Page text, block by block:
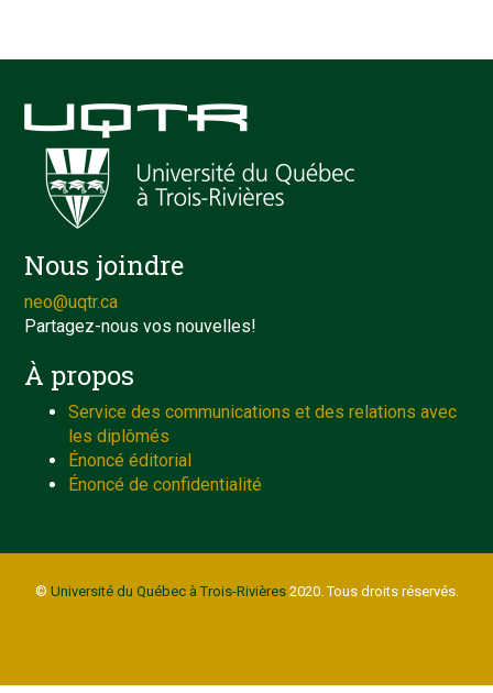
Nous joindre
neo@uqtr.ca
Partagez-nous vos nouvelles!
À propos
Service des communications et des relations avec
les diplômés
Énoncé éditorial
Énoncé de confidentialité
© Université du Québec à Trois-Rivières2020. Tous droits réservés.